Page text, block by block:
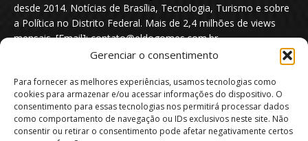
Gerenciar o consentimento
Para fornecer as melhores experiências, usamos tecnologias como
cookies para armazenar e/ou acessar informações do dispositivo. O
consentimento para essas tecnologias nos permitirá processar dados
como comportamento de navegação ou IDs exclusivos neste site. Não
consentir ou retirar o consentimento pode afetar negativamente certos
desde 2014. Notícias de Brasília, Tecnologia, Turismo e sobre
a Política no Distrito Federal. Mais de 2,4 milhões de views
mensais. [Email]: contato@eldogomes.com.br